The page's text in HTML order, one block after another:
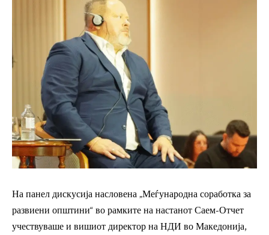
На панел дискусија насловена „Меѓународна соработка за
развиени општини“ во рамките на настанот Саем-Отчет
учествуваше и вишиот директор на НДИ во Македонија,